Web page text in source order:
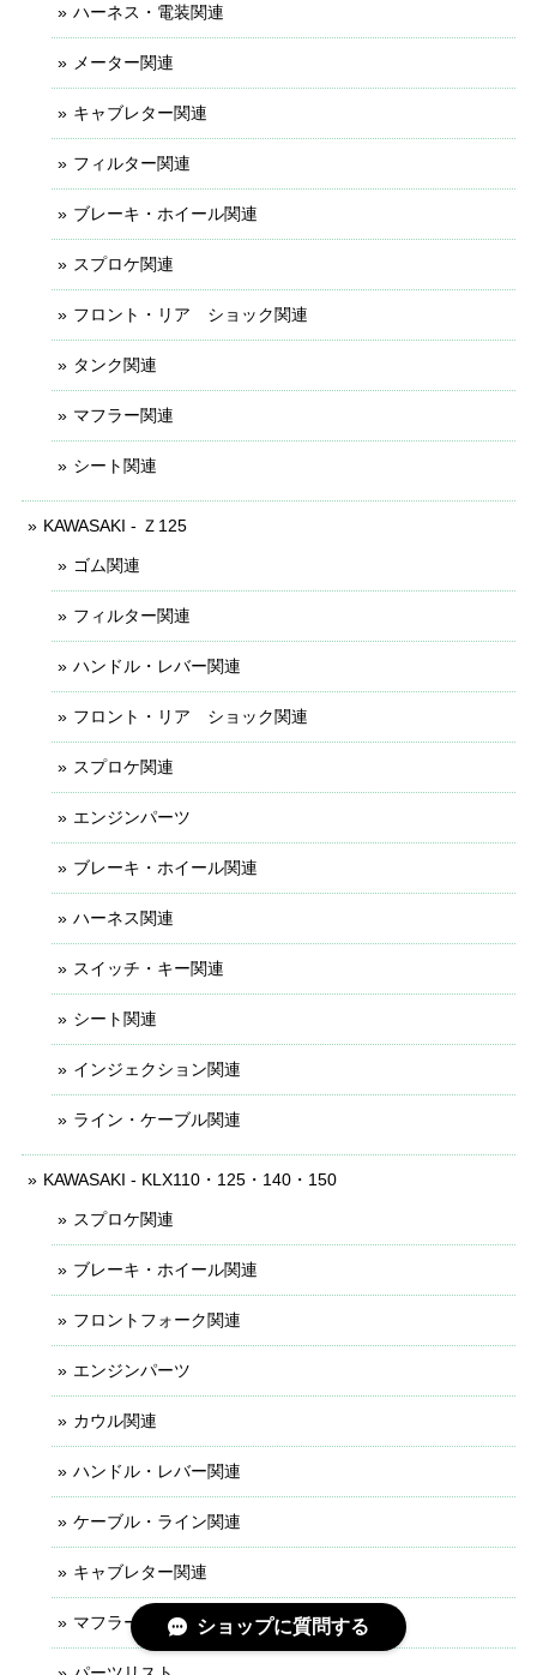
ハーネス・電装関連
メーター関連
キャブレター関連
フィルター関連
ブレーキ・ホイール関連
スプロケ関連
フロント・リア ショック関連
タンク関連
マフラー関連
シート関連
KAWASAKI - Ｚ125
ゴム関連
フィルター関連
ハンドル・レバー関連
フロント・リア ショック関連
スプロケ関連
エンジンパーツ
ブレーキ・ホイール関連
ハーネス関連
スイッチ・キー関連
シート関連
インジェクション関連
ライン・ケーブル関連
KAWASAKI - KLX110・125・140・150
スプロケ関連
ブレーキ・ホイール関連
フロントフォーク関連
エンジンパーツ
カウル関連
ハンドル・レバー関連
ケーブル・ライン関連
キャブレター関連
マフラー関連 ショップに質問する